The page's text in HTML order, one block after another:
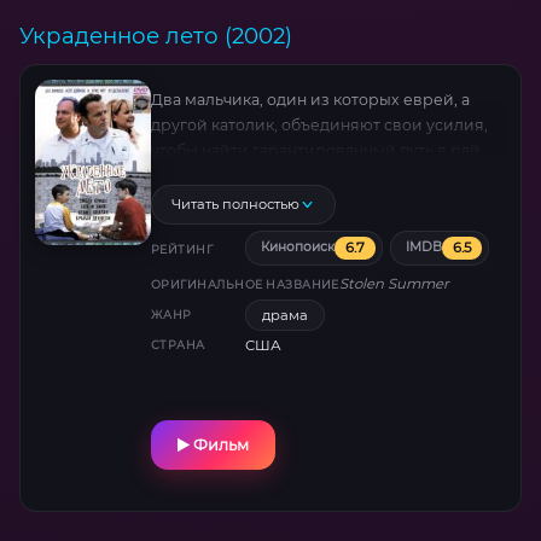
Украденное лето (2002)
Два мальчика, один из которых еврей, а
другой католик, объединяют свои усилия,
то создают список из 10 дел, который помог
бы ему попасть в рай.
Читать полностью
РЕЙТИНГ Кинопоиск 6.7 IMDB 6.5
ОРИГИНАЛЬНОЕ НАЗВАНИЕStolen Summer
ЖАНР драма
СТРАНА США
Фильм